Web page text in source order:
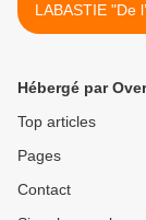
LABASTIE "De l’apparence
des choses,
Hébergé par
Top articles
Pages
Contact